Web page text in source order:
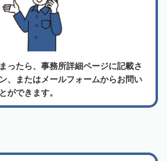
ったら、事務所詳細ページに記載さ
、またはメールフォームからお問い
ができます。